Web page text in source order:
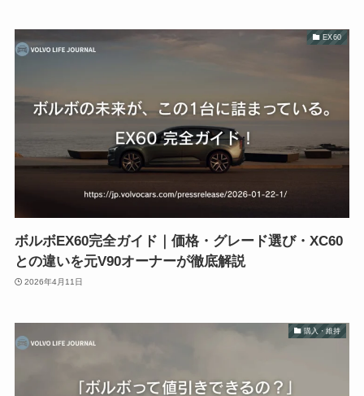
EX60
ボルボEX60完全ガイド｜価格・グレード選び・XC60
との違いを元V90オーナーが徹底解説
2026年4月11日
購入・維持